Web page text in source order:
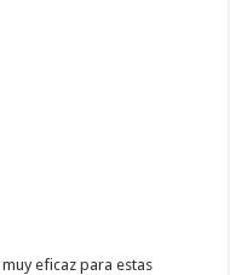
eficaz para estas